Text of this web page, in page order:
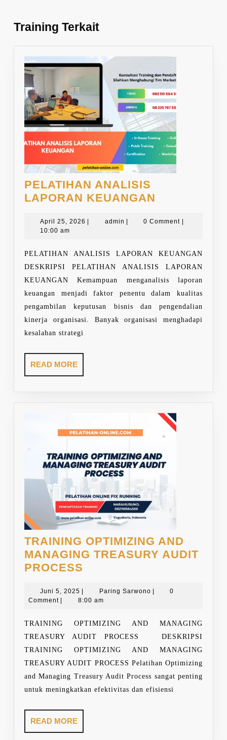
Training Terkait
PELATIHAN ANALISIS
LAPORAN KEUANGAN
LAPORAN
April 25, 2026 April
admin admin0 Comment
10:00 am
PELATIHAN ANALISIS LAPORAN KEUANGAN
DESKRIPSI PELATIHAN ANALISIS LAPORAN
KEUANGAN Kemampuan menganalisis laporan
keuangan menjadi faktor penentu dalam kualitas
pengambilan keputusan bisnis dan pengendalian
kinerja organisasi. Banyak organisasi menghadapi
kesalahan strategi
READ MOREREAD
MORE
TRAINING OPTIMIZING AND
MANAGING TREASURY AUDIT
PROCESS
AND
MANAGING
TREASURY
AUDIT
PROCESS
Juni 5, 2025 Juni
5,
| Paring SarwonoParing
|
0
Comment | 8:00 am
TRAINING OPTIMIZING AND MANAGING
TREASURY AUDIT PROCESS DESKRIPSI
TRAINING OPTIMIZING AND MANAGING
TREASURY AUDIT PROCESS Pelatihan Optimizing
and Managing Treasury Audit Process sangat penting
untuk meningkatkan efektivitas dan efisiensi
READ MOREREAD
MORE